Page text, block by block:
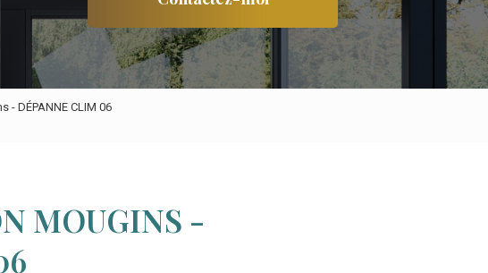
- DÉPANNE CLIM 06
MOUGINS -